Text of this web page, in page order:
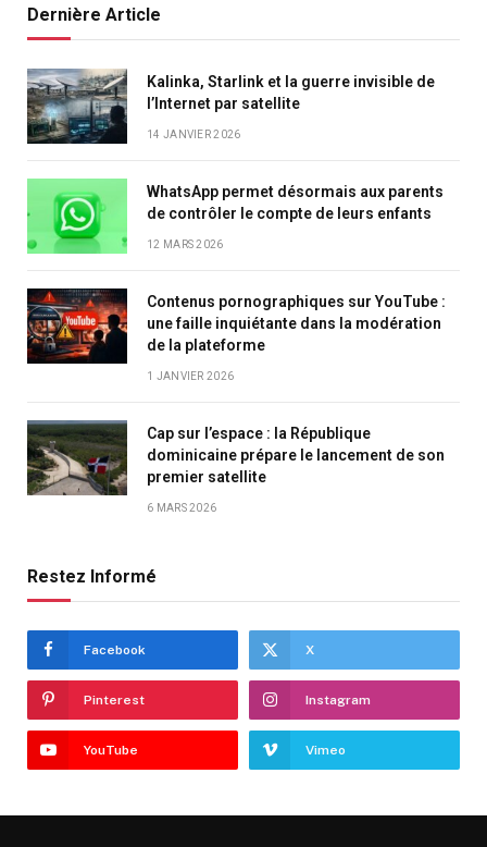
Dernière Article
Kalinka, Starlink et la guerre invisible de
l’Internet par satellite
14 JANVIER 2026
WhatsApp permet désormais aux parents
de contrôler le compte de leurs enfants
12 MARS 2026
Contenus pornographiques sur YouTube :
une faille inquiétante dans la modération
de la plateforme
1 JANVIER 2026
Cap sur l’espace : la République
dominicaine prépare le lancement de son
premier satellite
6 MARS 2026
Restez Informé
Facebook X
Pinterest Instagram
YouTube Vimeo